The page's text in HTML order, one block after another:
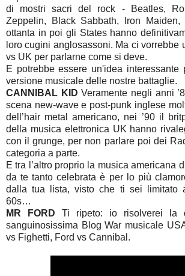
di mostri sacri del rock - Beatles,
Zeppelin, Black Sabbath, Iron
ottanta in poi gli States hanno
loro cugini anglosassoni. Ma ci vorrebbe
vs UK per parlarne come si deve.
E potrebbe essere un'idea interessante
versione musicale delle nostre battaglie.
CANNIBAL KID Veramente negli anni
scena new-wave e post-punk inglese
dell’hair metal americano, nei ’90 il
della musica elettronica UK hanno
con il grunge, per non parlare poi dei
categoria a parte.
E tra l’altro proprio la musica americana
da te tanto celebrata è per lo più
dalla tua lista, visto che ti sei limitato
60s…
MR FORD Ti ripeto: io risolverei la
sanguinosissima Blog War musicale
vs Fighetti, Ford vs Cannibal.